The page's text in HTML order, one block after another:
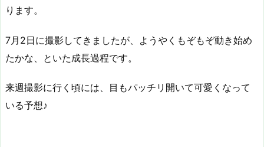
ります。
7月2日に撮影してきましたが、ようやくもぞもぞ動き始め
たかな、といた成長過程です。
来週撮影に行く頃には、目もパッチリ開いて可愛くなって
いる予想♪